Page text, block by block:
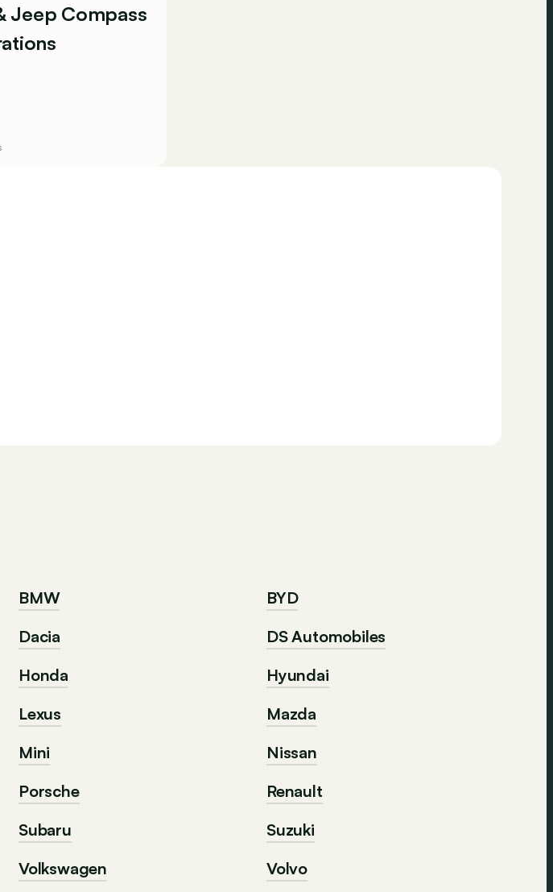
Jeep Compass
BMW
BYD
Dacia
DS Automobiles
Honda
Hyundai
Lexus
Mazda
Mini
Nissan
Porsche
Renault
Subaru
Suzuki
Volkswagen Volvo